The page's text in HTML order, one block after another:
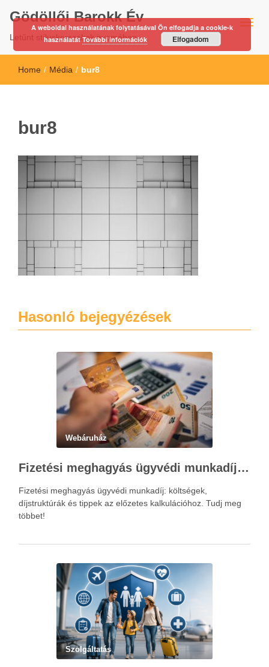
Gödöllői Barokk Év
Letűnt stíluskorszakok nyomában…
Home / Média / bur8
bur8
Hasonló bejegyézések
Webáruház
Fizetési meghagyás ügyvédi munkadíja: teljes költségvetési útmutató
Fizetési meghagyás ügyvédi munkadíj: költségek,
díjstruktúrák és tippek az előzetes kalkulációhoz. Tudj meg
többet!
Szolgáltatás
A weboldal használatának folytatásával Ön elfogadja a cookie-k
használatátTovábbi információk Elfogadom